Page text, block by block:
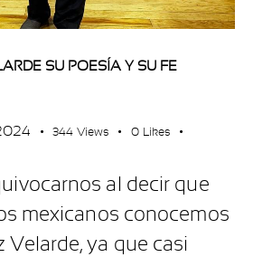
SU POESÍA Y SU FE
344 Views 0 Likes
al decir que
mexicanos conocemos
Velarde, ya que casi